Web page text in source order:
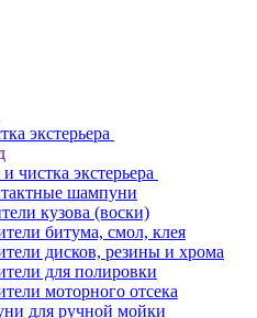
экстерьера
чистка экстерьера
шампуни
кузова (воски)
битума, смол, клея
дисков, резины и хрома
для полировки
моторного отсека
для ручной мойки